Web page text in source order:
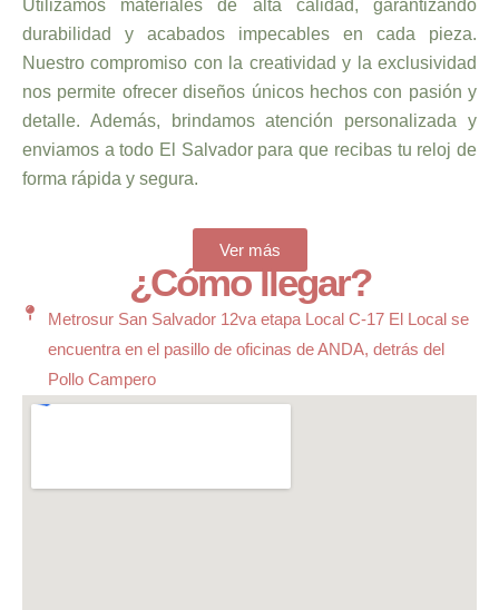
Utilizamos materiales de alta calidad, garantizando
durabilidad y acabados impecables en cada pieza.
Nuestro compromiso con la creatividad y la exclusividad
nos permite ofrecer diseños únicos hechos con pasión y
detalle. Además, brindamos atención personalizada y
enviamos a todo El Salvador para que recibas tu reloj de
forma rápida y segura.
Ver más
¿Cómo llegar?
Metrosur San Salvador 12va etapa Local C-17 El Local se
encuentra en el pasillo de oficinas de ANDA, detrás del
Pollo Campero